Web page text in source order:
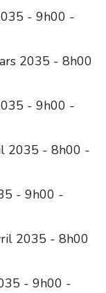
- 9h00 -
2035 - 8h00
- 9h00 -
2035 - 8h00 -
- 9h00 -
2035 - 8h00
- 9h00 -